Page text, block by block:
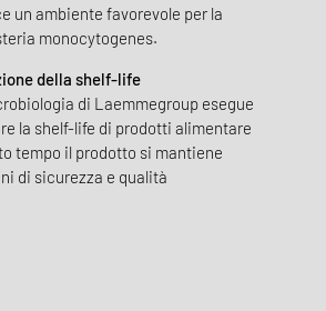
un ambiente favorevole per la
monocytogenes.
della shelf-life
di Laemmegroup esegue
la shelf-life di prodotti alimentare
tempo il prodotto si mantiene
di sicurezza e qualità